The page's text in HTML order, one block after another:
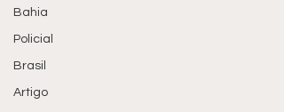
Bahia
Policial
Brasil
Artigo